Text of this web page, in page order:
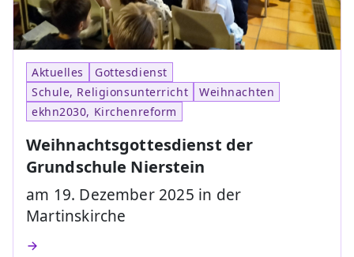
Aktuelles
Gottesdienst
Schule, Religionsunterricht
Weihnachten
ekhn2030, Kirchenreform
Weihnachtsgottesdienst der
Grundschule Nierstein
am 19. Dezember 2025 in der
Martinskirche